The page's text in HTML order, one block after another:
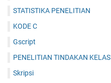
STATISTIKA PENELITIAN
KODE C
Gscript
PENELITIAN TINDAKAN KELAS
Skripsi